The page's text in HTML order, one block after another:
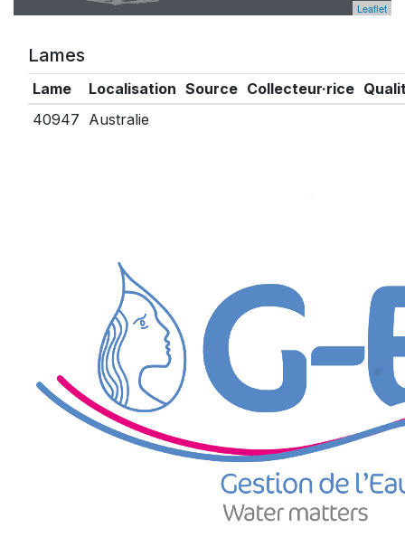
Leaflet
Lames
Lame Localisation Source Collecteur·rice
40947 Australie